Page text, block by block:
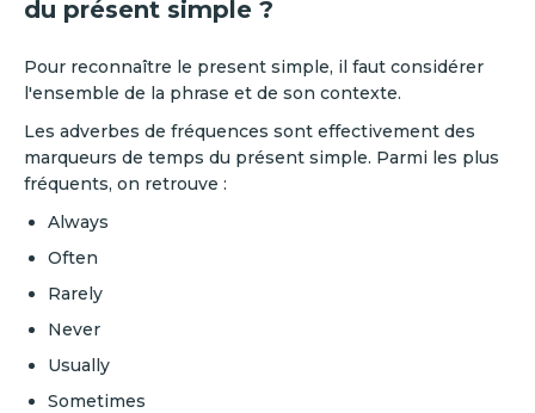
du présent simple ?
Pour reconnaître le present simple, il faut considérer
l'ensemble de la phrase et de son contexte.
Les adverbes de fréquences sont effectivement des
marqueurs de temps du présent simple. Parmi les plus
fréquents, on retrouve :
Always
Often
Rarely
Never
Usually
Sometimes